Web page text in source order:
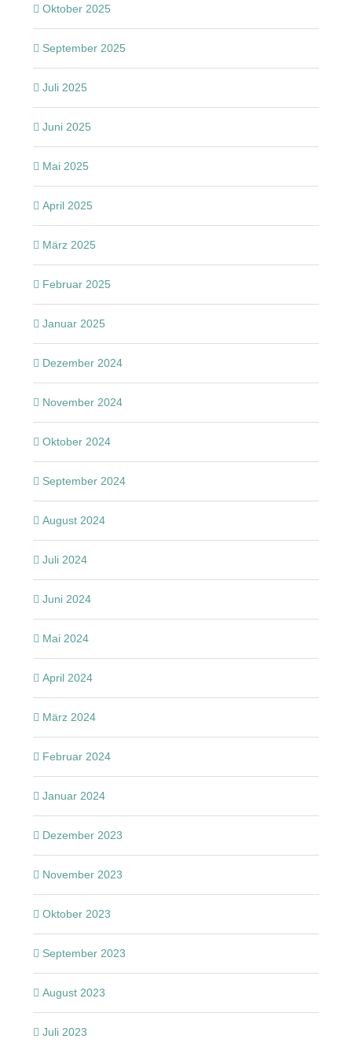
Oktober 2025
September 2025
Juli 2025
Juni 2025
Mai 2025
April 2025
März 2025
Februar 2025
Januar 2025
Dezember 2024
November 2024
Oktober 2024
September 2024
August 2024
Juli 2024
Juni 2024
Mai 2024
April 2024
März 2024
Februar 2024
Januar 2024
Dezember 2023
November 2023
Oktober 2023
September 2023
August 2023
Juli 2023